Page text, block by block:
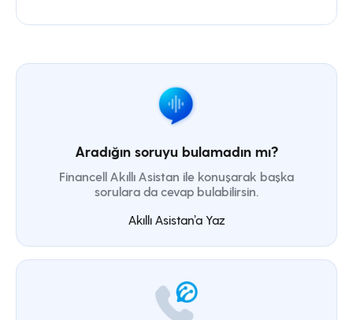
Aradığın soruyu bulamadın mı?
Financell Akıllı Asistan ile konuşarak başka
sorulara da cevap bulabilirsin.
Akıllı Asistan’a Yaz